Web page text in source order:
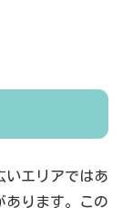
いエリアではあ
あります。この